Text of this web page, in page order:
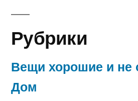
Рубрики
Вещи хорошие и не
Дом